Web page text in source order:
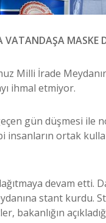
MASKE
Milli İrade
ihmal etmiyor.
gün düşmesi ile
insanların ortak
devam etti.
stant
bakanlığın